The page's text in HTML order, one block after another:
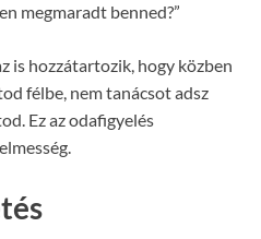
megmaradt benned?”
is hozzátartozik, hogy közben
félbe, nem tanácsot adsz
Ez az odafigyelés